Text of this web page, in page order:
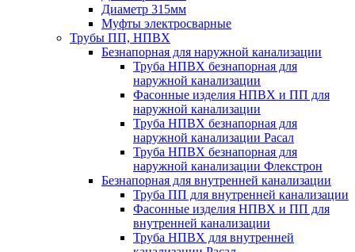
Диаметр 315мм
Муфты электросварные
Трубы ПП, НПВХ
Безнапорная для наружной канализации
Труба НПВХ безнапорная для
наружной канализации
Фасонные изделия НПВХ и ПП для
наружной канализации
Труба НПВХ безнапорная для
наружной канализации Расал
Труба НПВХ безнапорная для
наружной канализации Флекстрон
Безнапорная для внутренней канализации
Труба ПП для внутренней канализации
Фасонные изделия НПВХ и ПП для
внутренней канализации
Труба НПВХ для внутренней